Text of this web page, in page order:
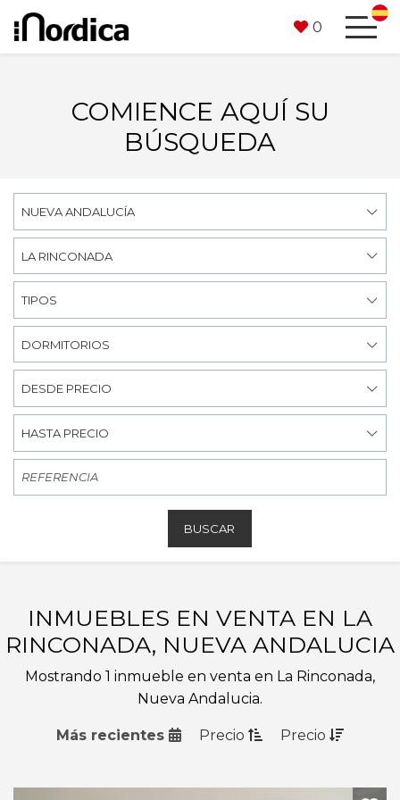
0
COMIENCE AQUÍ SU
BÚSQUEDA
NUEVA ANDALUCÍA
LA RINCONADA
TIPOS
DORMITORIOS
DESDE PRECIO
HASTA PRECIO
BUSCAR
INMUEBLES EN VENTA EN LA
RINCONADA, NUEVA ANDALUCIA
Mostrando 1 inmueble en venta en La Rinconada,
Nueva Andalucia.
Más recientes Precio Precio